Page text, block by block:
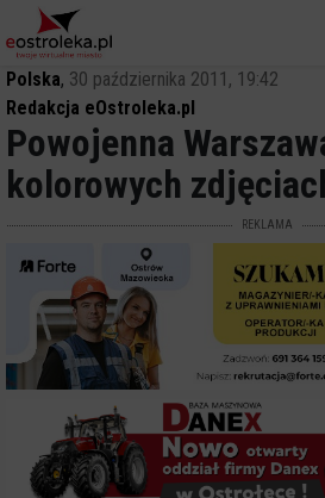
Polska, 30 października 2011, 19:42
Redakcja eOstroleka.pl
Powojenna
kolorowych
REKLAMA